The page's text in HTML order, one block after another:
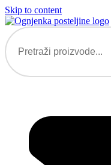
Skip to content